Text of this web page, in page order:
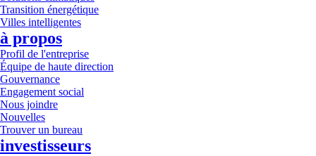
Transition énergétique
Villes intelligentes
à propos
Profil de l'entreprise
Équipe de haute direction
Gouvernance
Engagement social
Nous joindre
Nouvelles
Trouver un bureau
investisseurs